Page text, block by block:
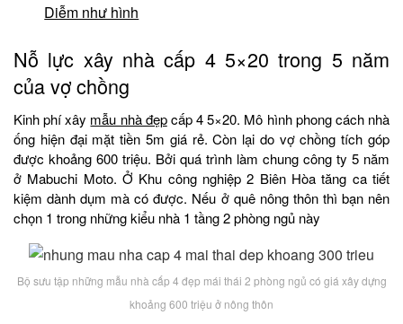
Diễm như hình
Nỗ lực xây nhà cấp 4 5×20 trong 5 năm
của vợ chồng
Kinh phí xây mẫu nhà đẹpcấp 4 5×20. Mô hình phong cách nhà
ống hiện đại mặt tiền 5m giá rẻ. Còn lại do vợ chồng tích góp
được khoảng 600 triệu. Bởi quá trình làm chung công ty 5 năm
ở Mabuchi Moto. Ở Khu công nghiệp 2 Biên Hòa tăng ca tiết
kiệm dành dụm mà có được. Nếu ở quê nông thôn thì bạn nên
chọn 1 trong những kiểu nhà 1 tầng 2 phòng ngủ này
Bộ sưu tập những mẫu nhà cấp 4 đẹp mái thái 2 phòng ngủ có giá xây dựng
khoảng 600 triệu ở nông thôn